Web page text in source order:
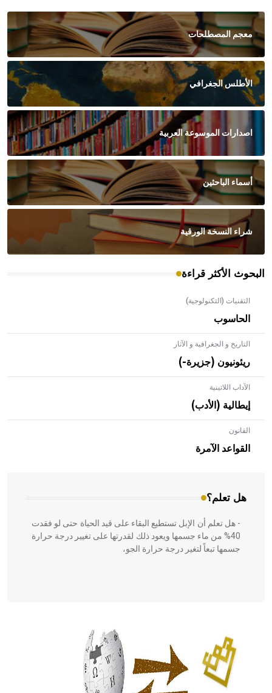
معجم المصطلحات
الأطلس الجغرافي
اصدارات الموسوعة العربية
أسماء الباحثين
شراء النسخة الورقية
البحوث الأكثر قراءة
التقنيات (التكنولوجية)
الحاسوب
التاريخ و الجغرافية و الآثار
ريئونيون (جزيرة-)
الآداب اللاتينية
إيطالية (الأدب)
القانون
القواعد الآمرة
هل تعلم؟
- هل تعلم أن الأبلق نوع من الفنون الهندسية التي ارتبطت
بالعمارة الإسلامية في بلاد الشام ومصر خاصة، حيث يحرص
المعمار على بناء مداميكه وخاصة في الواجهات
- هل تعلم أن الإبل تستطيع البقاء على قيد الحياة حتى لو فقدت
40% من ماء جسمها ويعود ذلك لقدرتها على تغيير درجة حرارة
جسمها تبعاً لتغير درجة حرارة الجو،
الحكم، الأدلة، تنظيم التغذية، ورسالته في جروح الرأس. ويعود
له الفضل بأنه حرر الطب من الدين والفلسفة.